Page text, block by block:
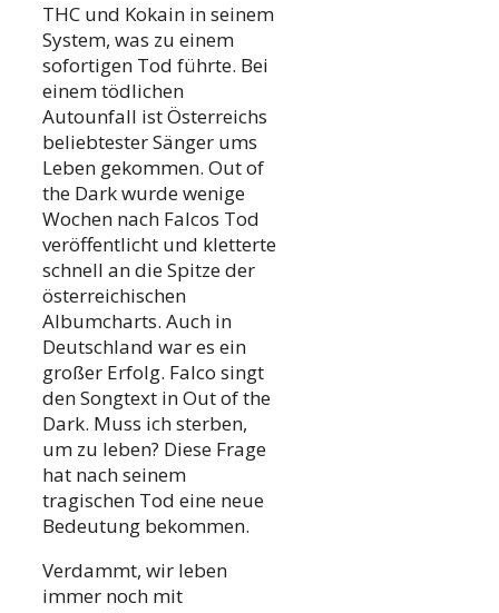
THC und Kokain in seinem
System, was zu einem
sofortigen Tod führte. Bei
einem tödlichen
Autounfall ist Österreichs
beliebtester Sänger ums
Leben gekommen. Out of
the Dark wurde wenige
Wochen nach Falcos Tod
veröffentlicht und kletterte
schnell an die Spitze der
österreichischen
Albumcharts. Auch in
Deutschland war es ein
großer Erfolg. Falco singt
den Songtext in Out of the
Dark. Muss ich sterben,
um zu leben? Diese Frage
hat nach seinem
tragischen Tod eine neue
Bedeutung bekommen.
Verdammt, wir leben
immer noch mit